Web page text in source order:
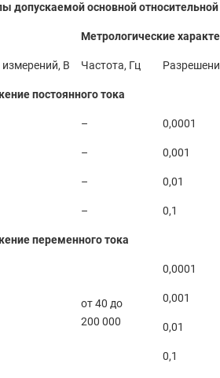
допускаемой основной
Метрологические
В Частота, Гц
постоянного тока
– 0,0001
– 0,001
– 0,01
– 0,1
переменного тока
от 40 до
200 000
0,0001
0,001
0,01
0,1